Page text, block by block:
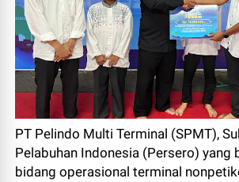
PT Pelindo Multi Terminal (SPMT),
Pelabuhan Indonesia (Persero) yang
bidang operasional terminal